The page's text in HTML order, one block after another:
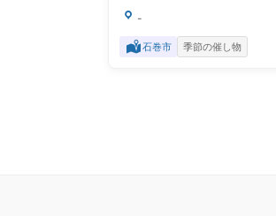
-
石巻市 季節の催し物